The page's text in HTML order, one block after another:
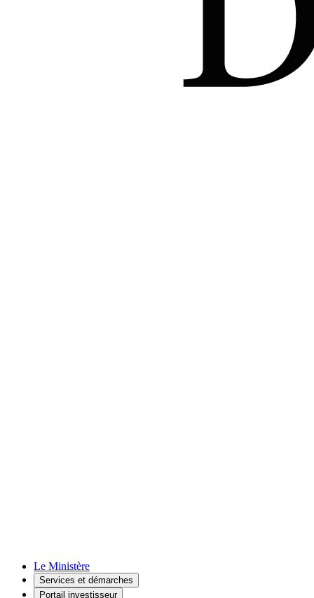
Le Ministère
Services et démarches
Portail investisseur